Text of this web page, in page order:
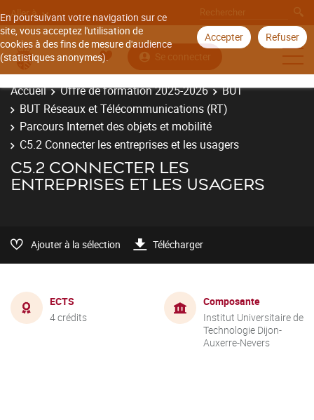
En poursuivant votre navigation sur ce
site, vous acceptez l'utilisation de
cookies à des fins de mesure d'audience
(statistiques anonymes).
Accepter Refuser
Aller à
Se connecter
Accueil Offre de formation 2025-2026
BUT
BUT Réseaux et Télécommunications (RT)
Parcours Internet des objets et mobilité
C5.2 Connecter les entreprises et les usagers
C5.2 CONNECTER LES
ENTREPRISES ET LES USAGERS
Ajouter à la sélection Télécharger
ECTS
4 crédits
Composante
Institut Universitaire de
Technologie Dijon-
Auxerre-Nevers